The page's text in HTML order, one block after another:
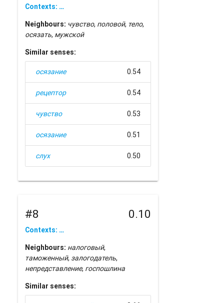
Contexts: …
Neighbours: чувство, половой, тело,
осязать, мужской
Similar senses:
осязание 0.54
рецептор 0.54
чувство 0.53
осязание 0.51
слух 0.50
#8 0.10
Contexts: …
Neighbours: налоговый,
таможенный, залогодатель,
непредставление, госпошлина
Similar senses: